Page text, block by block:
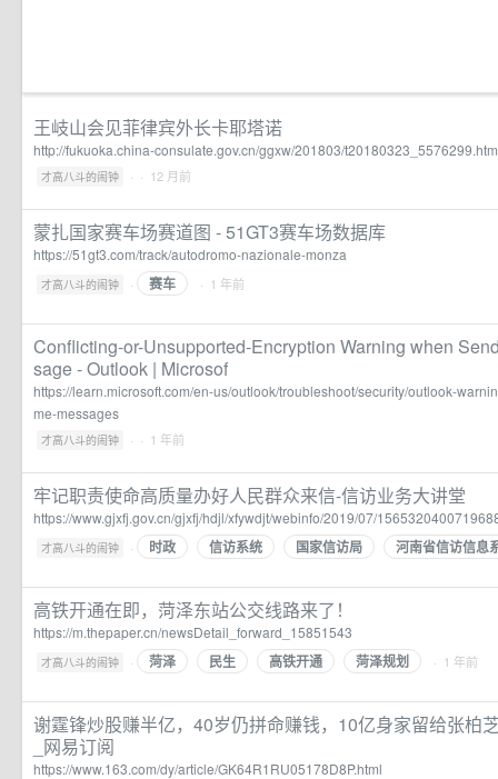
王岐山会见菲律宾外长卡耶塔诺
http://fukuoka.china-consulate.gov.cn/ggxw/201803/t20180323_5576299.htm
才高八斗的闹钟 · · 12 月前
蒙扎国家赛车场赛道图 - 51GT3赛车场数据库
https://51gt3.com/track/autodromo-nazionale-monza
才高八斗的闹钟 · 赛车 · 1 年前
Conflicting-or-Unsupported-Encryption Warning when
sage - Outlook | Microsof
https://learn.microsoft.com/en-us/outlook/troubleshoot/security/outlook-
me-messages
才高八斗的闹钟 · · 1 年前
牢记职责使命高质量办好人民群众来信-信访业务大讲堂
https://www.gjxfj.gov.cn/gjxfj/hdjl/xfywdjt/webinfo/2019/07/
才高八斗的闹钟 · 时政 信访系统 国家信访局 河南省信访信息
高铁开通在即，菏泽东站公交线路来了！
https://m.thepaper.cn/newsDetail_forward_15851543
才高八斗的闹钟 · 菏泽 民生 高铁开通 菏泽规划 · 1 年前
谢霆锋炒股赚半亿，40岁仍拼命赚钱，10亿身家留给张柏
_网易订阅
https://www.163.com/dy/article/GK64R1RU05178D8P.html